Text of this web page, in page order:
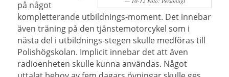
på något
kompletterande utbildnings-moment. Det innebar
även träning på den tjänstemotorcykel som i
nästa del i utbildnings-stegen skulle medföras till
Polishögskolan. Implicit innebar det att även
radioenheten skulle kunna användas. Något